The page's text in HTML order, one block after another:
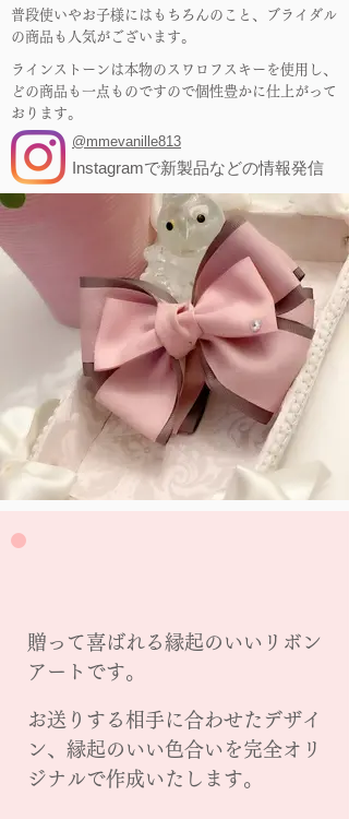
普段使いやお子様にはもちろんのこと、ブライダル
の商品も人気がございます。
ラインストーンは本物のスワロフスキーを使用し、
どの商品も一点ものですので個性豊かに仕上がって
おります。
@mmevanille813
Instagramで新製品などの情報発信
贈って喜ばれる縁起のいいリボン
アートです。
お送りする相手に合わせたデザイ
ン、縁起のいい色合いを完全オリ
ジナルで作成いたします。